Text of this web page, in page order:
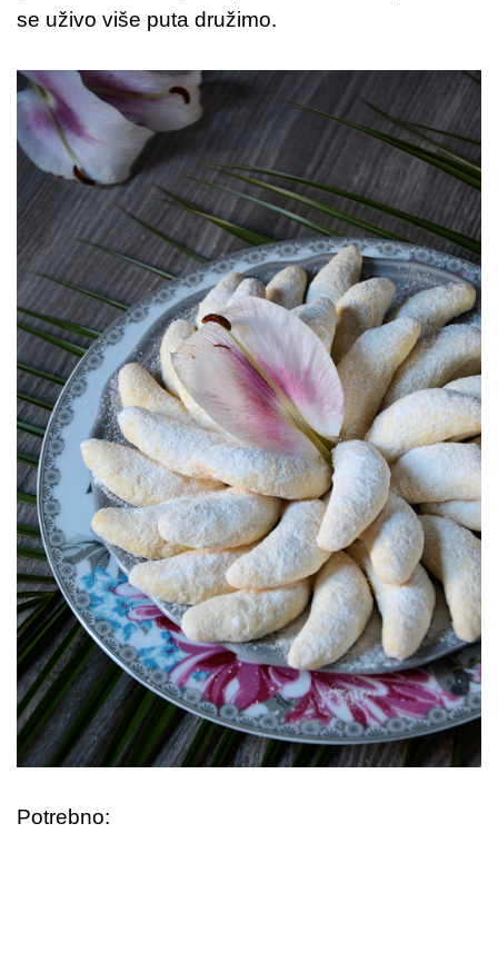
se uživo više puta družimo.
Potrebno: